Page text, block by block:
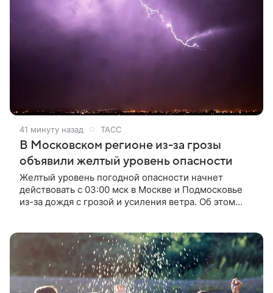
41 минуту назад ТАСС
В Московском регионе из-за грозы
объявили желтый уровень опасности
Желтый уровень погодной опасности начнет
действовать с 03:00 мск в Москве и Подмосковье
из-за дождя с грозой и усиления ветра. Об этом